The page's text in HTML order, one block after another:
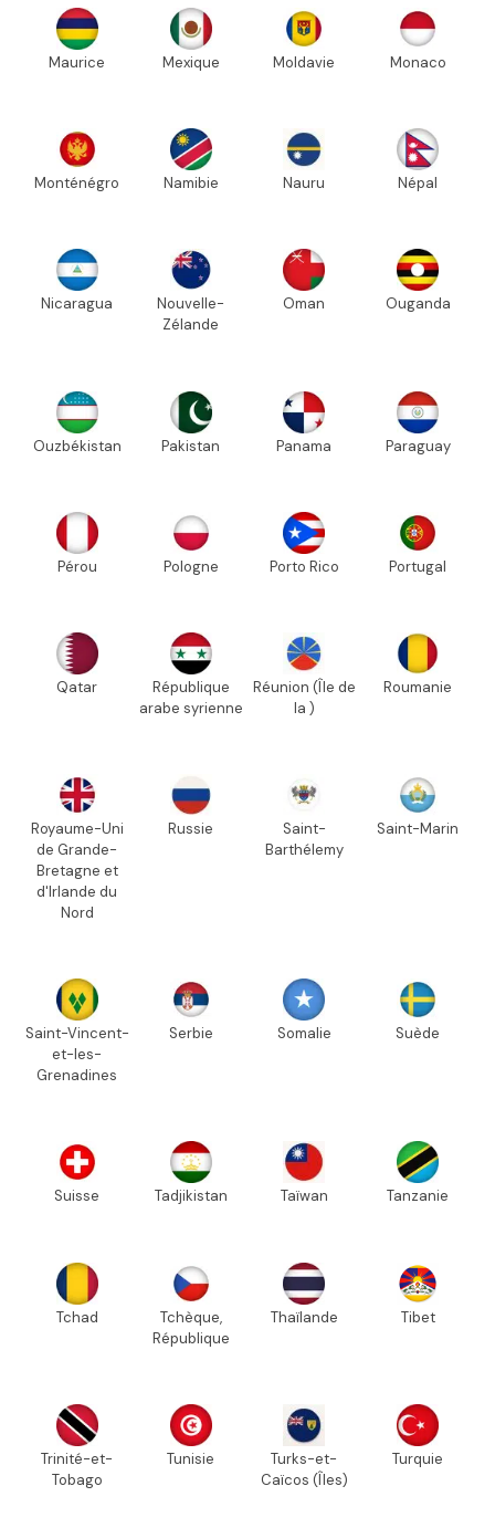
Maurice Mexique Moldavie Monaco
Monténégro Namibie Nauru Népal
Nicaragua
Nouvelle-
Zélande
Oman Ouganda
Ouzbékistan Pakistan Panama Paraguay
Pérou Pologne Porto Rico Portugal
Qatar
République
arabe syrienne
Réunion (Île de
la )
Roumanie
Royaume-Uni
de Grande-
Bretagne et
d'Irlande du
Nord
Russie
Saint-
Barthélemy
Saint-Marin
Saint-Vincent-
et-les-
Grenadines
Serbie Somalie Suède
Suisse Tadjikistan Taïwan Tanzanie
Tchad
Tchèque,
République
Thaïlande Tibet
Trinité-et-
Tobago
Tunisie
Turks-et-
Caïcos (Îles)
Turquie